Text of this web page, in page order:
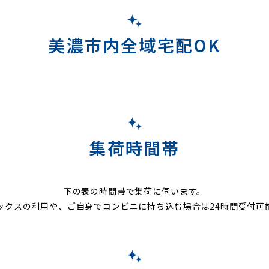
美濃市内全域宅配OK
集荷時間帯
下の表の時間帯で集荷に伺います。
クスの利用や、ご自身でコンビニに持ち込む場合は24時間受付可